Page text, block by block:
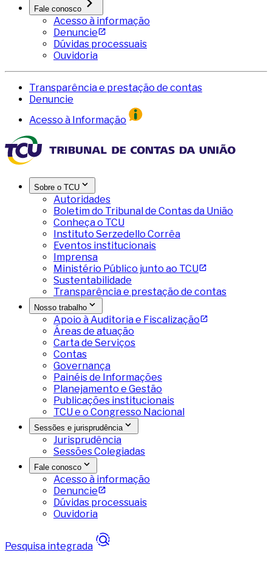
Fale conosco
Acesso à informação
Denuncie
Dúvidas processuais
Ouvidoria
Transparência e prestação de contas
Denuncie
Acesso à Informação
Sobre o TCU
Autoridades
Boletim do Tribunal de Contas da União
Conheça o TCU
Instituto Serzedello Corrêa
Eventos institucionais
Imprensa
Ministério Público junto ao TCU
Sustentabilidade
Transparência e prestação de contas
Nosso trabalho
Apoio à Auditoria e Fiscalização
Áreas de atuação
Carta de Serviços
Contas
Governança
Painéis de Informações
Planejamento e Gestão
Publicações institucionais
TCU e o Congresso Nacional
Sessões e jurisprudência
Jurisprudência
Sessões Colegiadas
Fale conosco
Acesso à informação
Denuncie
Dúvidas processuais
Ouvidoria
Pesquisa integrada